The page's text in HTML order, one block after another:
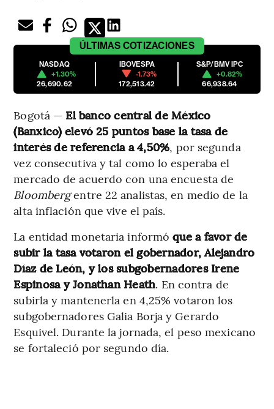
ÚLTIMAS COTIZACIONES
NASDAQ
+1.30%
26,690.62
IBOVESPA
-1.73%
172,513.42
S&P/BMV IPC
+0.82%
66,938.64
Bogotá — El banco central de México
(Banxico) elevó 25 puntos base la tasa de
interés de referencia a 4,50%, por segunda
vez consecutiva y tal como lo esperaba el
mercado de acuerdo con una encuesta de
Bloombergentre 22 analistas, en medio de la
alta inflación que vive el país.
La entidad monetaria informóque a favor de
subir la tasa votaron el gobernador, Alejandro
Díaz de León, y los subgobernadores Irene
Espinosa y Jonathan Heath. En contra de
subirla y mantenerla en 4,25% votaron los
subgobernadores Galia Borja y Gerardo
Esquivel. Durante la jornada, el peso mexicano
se fortaleció por segundo día.